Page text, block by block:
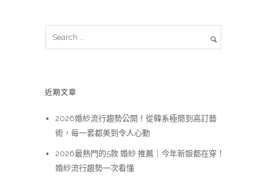
近期文章
2026婚紗流行趨勢公開！從韓系極簡到高訂藝
術，每一套都美到令人心動
2026最熱門的5款 婚紗 推薦｜今年新娘都在穿！
婚紗流行趨勢一次看懂